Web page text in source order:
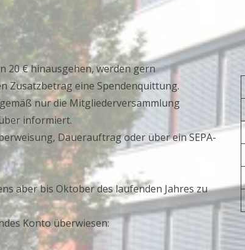
20 € hinausgehen, werden gern
Zusatzbetrag eine Spendenquittung.
nur die Mitgliederversammlung
informiert.
Dauerauftrag oder über ein SEPA-
aber bis Oktober des laufenden Jahres zu
Konto überwiesen: